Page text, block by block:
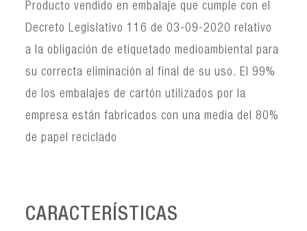
Producto vendido en embalaje que cumple con el
Decreto Legislativo 116 de 03-09-2020 relativo
a la obligación de etiquetado medioambiental para
su correcta eliminación al final de su uso. El 99%
de los embalajes de cartón utilizados por la
empresa están fabricados con una media del 80%
de papel reciclado
CARACTERÍSTICAS